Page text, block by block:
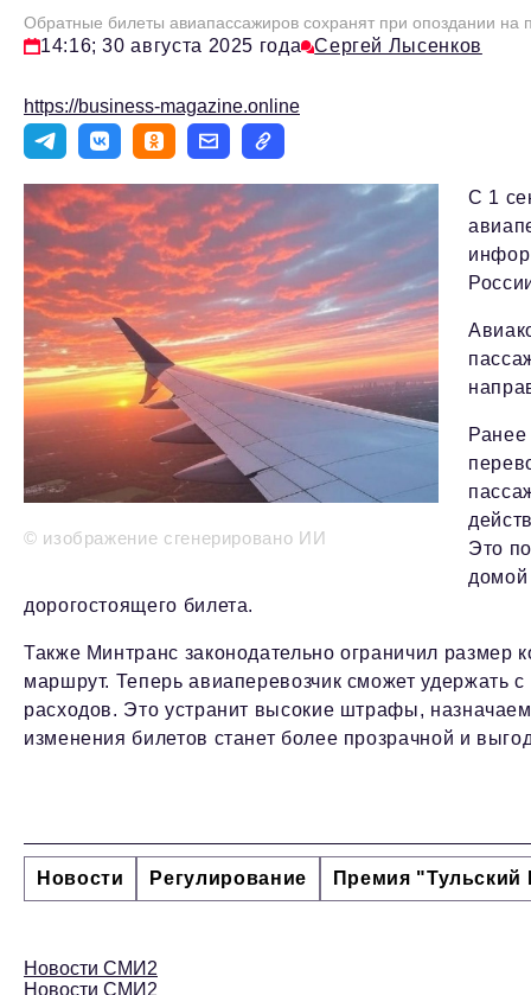
Обратные билеты авиапассажиров сохранят при опоздании на
14:16; 30 августа 2025 года Сергей Лысенков
https://business-magazine.online
© изображение сгенерировано ИИ
С 1
Ранее
Это
домой
дорогостоящего билета.
Также Минтранс законодательно ограничил размер
маршрут. Теперь авиаперевозчик сможет удержать
расходов. Это устранит высокие штрафы,
изменения билетов станет более прозрачной и
Новости Регулирование Премия "Тульский
Новости СМИ2
Новости СМИ2